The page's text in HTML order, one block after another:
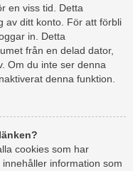
en viss tid. Detta
av ditt konto. För att förbli
in. Detta
från en delad dator,
Om du inte ser denna
denna funktion.
cookies som har
information som